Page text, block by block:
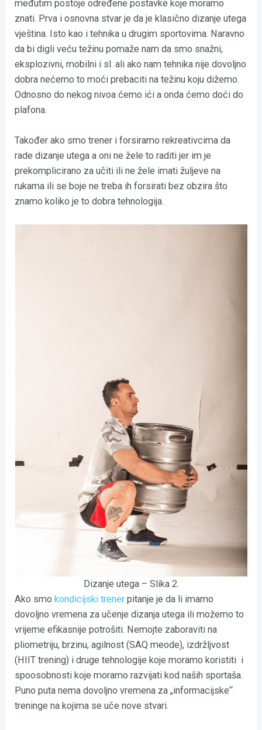
međutim postoje određene postavke koje moramo
znati. Prva i osnovna stvar je da je klasično dizanje utega
vještina. Isto kao i tehnika u drugim sportovima. Naravno
da bi digli veću težinu pomaže nam da smo snažni,
eksplozivni, mobilni i sl. ali ako nam tehnika nije dovoljno
dobra nećemo to moći prebaciti na težinu koju dižemo.
Odnosno do nekog nivoa ćemo ići a onda ćemo doći do
plafona.
Također ako smo trener i forsiramo rekreativcima da
rade dizanje utega a oni ne žele to raditi jer im je
prekomplicirano za učiti ili ne žele imati žuljeve na
rukama ili se boje ne treba ih forsirati bez obzira što
znamo koliko je to dobra tehnologija.
Dizanje utega – Slika 2.
Ako smo kondicijski trener pitanje je da li imamo
dovoljno vremena za učenje dizanja utega ili možemo to
vrijeme efikasnije potrošiti. Nemojte zaboraviti na
pliometriju, brzinu, agilnost (SAQ meode), izdržljvost
(HIIT trening) i druge tehnologije koje moramo koristiti i
spoosobnosti koje moramo razvijati kod naših sportaša.
Puno puta nema dovoljno vremena za „informacijske“
treninge na kojima se uče nove stvari.